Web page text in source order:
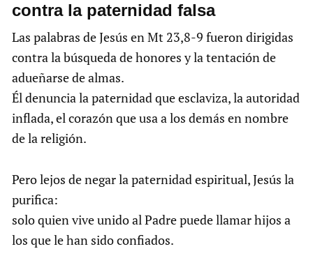
contra la paternidad falsa
Las palabras de Jesús en Mt 23,8-9 fueron dirigidas
contra la búsqueda de honores y la tentación de
adueñarse de almas.
Él denuncia la paternidad que esclaviza, la autoridad
inflada, el corazón que usa a los demás en nombre
de la religión.
Pero lejos de negar la paternidad espiritual, Jesús la
purifica:
solo quien vive unido al Padre puede llamar hijos a
los que le han sido confiados.